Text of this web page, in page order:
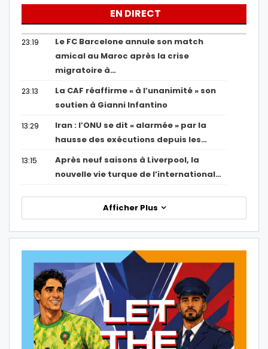
EN DIRECT
23:19
Le FC Barcelone annule son match
amical au Maroc après la crise
migratoire à…
23:13
La CAF réaffirme « à l’unanimité » son
soutien à Gianni Infantino
13:29
Iran : l’ONU se dit « alarmée » par la
hausse des exécutions depuis les…
13:15
Après neuf saisons à Liverpool, la
nouvelle vie turque de l’international…
Afficher Plus